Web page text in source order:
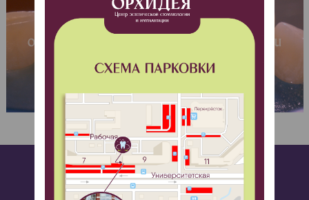
Столкнулись с такой же проблемой?